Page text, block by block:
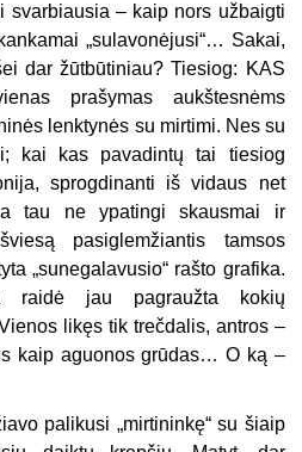
svarbiausia – kaip nors užbaigti
„sulavonėjusi“… Sakai,
dar žūtbūtiniau? Tiesiog: KAS
prašymas aukštesnėms
lenktynės su mirtimi. Nes su
kai kas pavadintų tai tiesiog
sprogdinanti iš vidaus net
tau ne ypatingi skausmai ir
pasiglemžiantis tamsos
„sunegalavusio“ rašto grafika.
raidė jau pagraužta kokių
likęs tik trečdalis, antros –
kaip aguonos grūdas… O ką –
palikusi „mirtininkę“ su šiaip